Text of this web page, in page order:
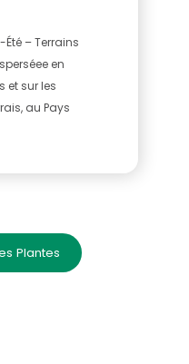
– Terrains
en
et sur les
au Pays
Plantes